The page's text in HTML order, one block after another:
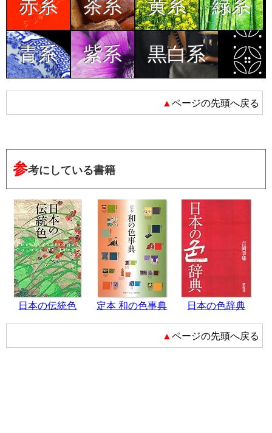
赤系 茶系 黄系 緑系
青系 紫系 黒白系
▲ページの先頭へ戻る
参考にしている書籍
日本の伝統色 定本 和の色事典 日本の色辞典
▲ページの先頭へ戻る